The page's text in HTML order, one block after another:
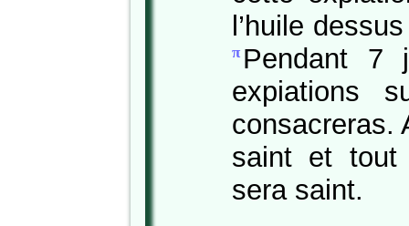
l’huile
π Pendant 7
expiations
consacreras.
saint et
sera saint.